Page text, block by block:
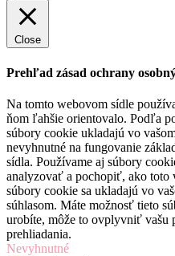
Close
Prehľad zásad ochrany
Na tomto webovom sídle
ňom ľahšie orientovalo. Podľa
súbory cookie ukladajú vo
nevyhnutné na fungovanie
sídla. Používame aj súbory
analyzovať a pochopiť, ako toto
súbory cookie sa ukladajú vo
súhlasom. Máte možnosť tieto
urobíte, môže to ovplyvniť vašu
prehliadania.
Nevyhnutné